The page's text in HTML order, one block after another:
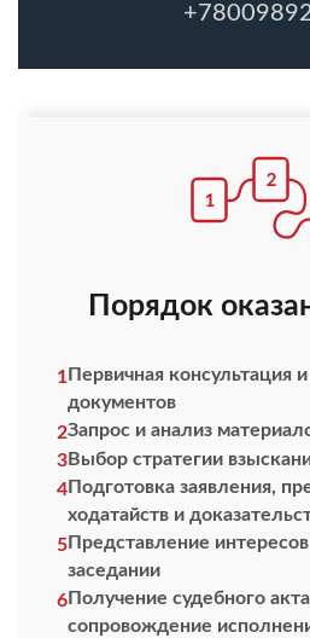
Порядок
1Первичная консультация
документов
2Запрос и анализ
3Выбор стратегии
4Подготовка заявления,
ходатайств и
5Представление
заседании
6Получение судебного
сопровождение